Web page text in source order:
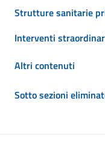
Strutture sanitarie
Interventi
Altri contenuti
Sotto sezioni